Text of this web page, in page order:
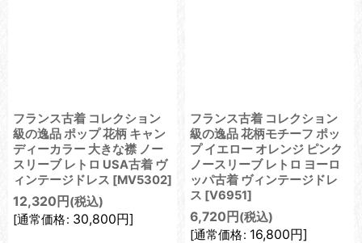
フランス古着 コレクション
級の逸品 ポップ 花柄 キャン
ディーカラー 大きな襟 ノー
スリーブ レトロ USA古着 ヴ
ィンテージドレス [MV5302]
12,320 円 (税込)
[通常価格: 30,800円]
フランス古着 コレクション
級の逸品 花柄モチーフ ポッ
プ イエロー オレンジ ピンク
ノースリーブ レトロ ヨーロ
ッパ古着 ヴィンテージドレ
ス [V6951]
6,720 円 (税込)
[通常価格: 16,800円]